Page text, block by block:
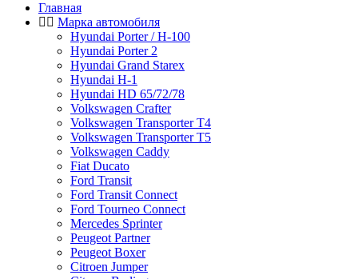
Главная
Марка автомобиля
Hyundai Porter / H-100
Hyundai Porter 2
Hyundai Grand Starex
Hyundai H-1
Hyundai HD 65/72/78
Volkswagen Crafter
Volkswagen Transporter T4
Volkswagen Transporter T5
Volkswagen Caddy
Fiat Ducato
Ford Transit
Ford Transit Connect
Ford Tourneo Connect
Mercedes Sprinter
Peugeot Partner
Peugeot Boxer
Citroen Jumper